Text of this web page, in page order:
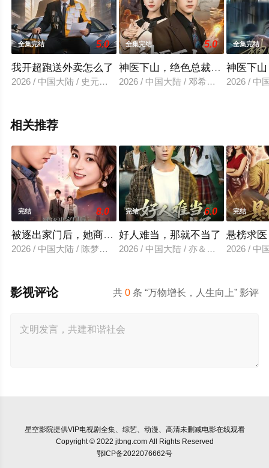
全集完结 5.0
我开超跑送外卖怎么了
2026 / 中国大陆 / 史元庭＆张嘉怡
全集完结 5.0
神医下山，绝色总裁赖上我
2026 / 中国大陆 / 邓希＆乔一
全集完结
神医下
2026 / 中
相关推荐
完结 8.0
被逐出家门后，她商界封神
2026 / 中国大陆 / 陈梦希＆傅邦奇
完结 6.0
好人难当，那就不当了
2026 / 中国大陆 / 亦＆常珂欣
完结
悬榜求
2026 / 中
共0 条 “万物增长，人生向上” 影评
影视评论
星空影院提供VIP电视剧全集、综艺、动漫、高清未删减电影在线观看
Copyright © 2022 jtbng.com All Rights Reserved
鄂ICP备2022076662号